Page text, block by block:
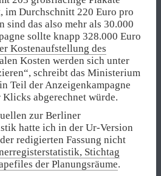
im Durchschnitt 220 Euro pro
das also mehr als 30.000
sollte knapp 328.000 Euro
Kostenaufstellung des
Kosten werden sich unter
schreibt das Ministerium
Teil der Anzeigenkampagne
abgerechnet würde.
zur Berliner
hatte ich in der Ur-Version
redigierten Fassung nicht
Stichtag
der Planungsräume.